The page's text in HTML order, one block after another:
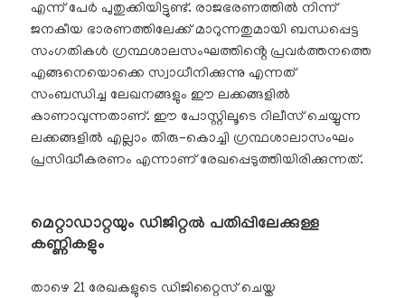
എന്ന് പേർ പുതുക്കിയിട്ടുണ്ട്. രാജഭരണത്തിൽ നിന്ന്
ജനകീയ ഭാരണത്തിലേക്ക് മാറുന്നതുമായി ബന്ധപ്പെട്ട
സംഗതികൾ ഗ്രന്ഥശാലസംഘത്തിൻ്റെ പ്രവർത്തനത്തെ
എങ്ങനെയൊക്കെ സ്വാധീനിക്കുന്നു എന്നത്
സംബന്ധിച്ച ലേഖനങ്ങളും ഈ ലക്കങ്ങളിൽ
കാണാവുന്നതാണ്. ഈ പോസ്റ്റിലൂടെ റിലീസ് ചെയ്യുന്ന
ലക്കങ്ങളിൽ എല്ലാം തിരു-കൊച്ചി ഗ്രന്ഥശാലാസംഘം
പ്രസിദ്ധീകരണം എന്നാണ് രേഖപ്പെടുത്തിയിരിക്കുന്നത്.
മെറ്റാഡാറ്റയും ഡിജിറ്റൽ പതിപ്പിലേക്കുള്ള
കണ്ണികളും
താഴെ 21 രേഖകളുടെ ഡിജിറ്റൈസ് ചെയ്ത